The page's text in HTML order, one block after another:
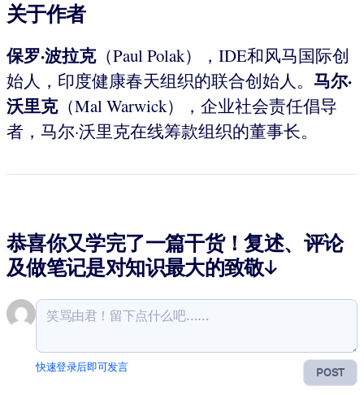
关于作者
保罗·波拉克（Paul Polak），IDE和风马国际创
始人，印度健康春天组织的联合创始人。 马尔·
沃里克（Mal Warwick），企业社会责任倡导
者，马尔·沃里克在线筹款组织的董事长。
恭喜你又学完了一篇干货！复述、评论
及做笔记是对知识最大的致敬↓
POST
快速登录后即可发言